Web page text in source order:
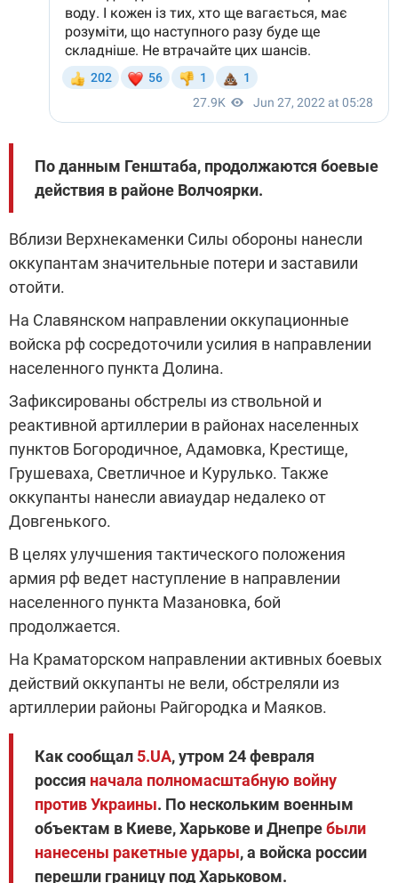
По данным Генштаба, продолжаются боевые
действия в районе Волчоярки.
Вблизи Верхнекаменки Силы обороны нанесли
оккупантам значительные потери и заставили
отойти.
На Славянском направлении оккупационные
войска рф сосредоточили усилия в направлении
населенного пункта Долина.
Зафиксированы обстрелы из ствольной и
реактивной артиллерии в районах населенных
пунктов Богородичное, Адамовка, Крестище,
Грушеваха, Светличное и Курулько. Также
оккупанты нанесли авиаудар недалеко от
Довгенького.
В целях улучшения тактического положения
армия рф ведет наступление в направлении
населенного пункта Мазановка, бой
продолжается.
На Краматорском направлении активных боевых
действий оккупанты не вели, обстреляли из
артиллерии районы Райгородка и Маяков.
Как сообщал 5.UA, утром 24 февраля
россия начала полномасштабную войну
против Украины. По нескольким военным
объектам в Киеве, Харькове и Днепребыли
нанесены ракетные удары, а войска россии
перешли границу под Харьковом.